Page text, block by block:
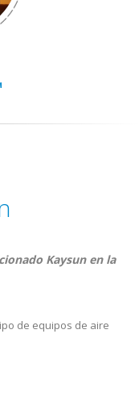
Kaysun en la
de equipos de aire